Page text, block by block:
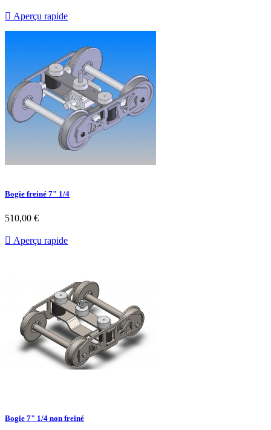
 Aperçu rapide
Bogie freiné 7" 1/4
510,00 €
 Aperçu rapide
Bogie 7" 1/4 non freiné